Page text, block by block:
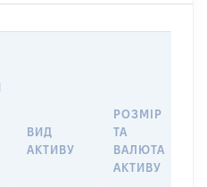
ВИД
АКТИВУ
РОЗМІР
ТА
ВАЛЮТА
АКТИВУ